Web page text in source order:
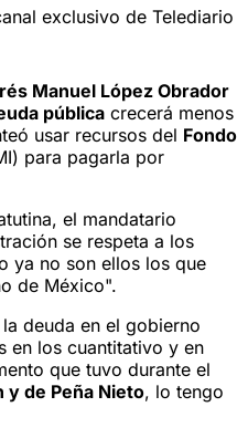
exclusivo de Telediario
Manuel López Obrador
pública crecerá menos
usar recursos del Fondo
para pagarla por
el mandatario
se respeta a los
ya no son ellos los que
de México".
deuda en el gobierno
en los cuantitativo y en
que tuvo durante el
y de Peña Nieto, lo tengo